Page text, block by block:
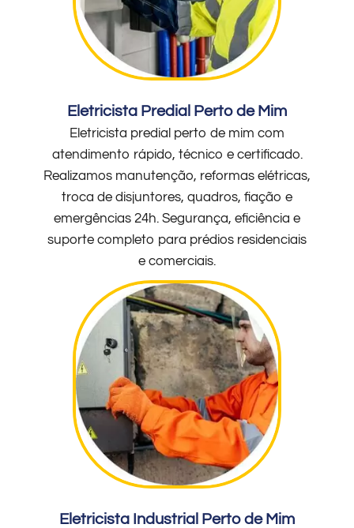
Eletricista Predial Perto de Mim
Eletricista predial perto de mim com
atendimento rápido, técnico e certificado.
Realizamos manutenção, reformas elétricas,
troca de disjuntores, quadros, fiação e
emergências 24h. Segurança, eficiência e
suporte completo para prédios residenciais
e comerciais.
Eletricista Industrial Perto de Mim